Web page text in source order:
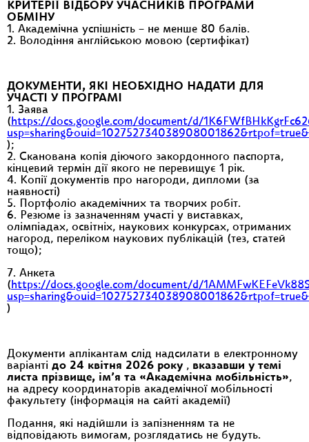
КРИТЕРІЇ ВІДБОРУ УЧАСНИКІВ ПРОГРАМИ
ОБМІНУ
1. Академічна успішність – не менше 80 балів.
2. Володіння англійською мовою (сертифікат)
ДОКУМЕНТИ, ЯКІ НЕОБХІДНО НАДАТИ ДЛЯ
УЧАСТІ У ПРОГРАМІ
1. Заява
( https://docs.google.com/document/d/
);
2. Сканована копія діючого закордонного паспорта,
кінцевий термін дії якого не перевищує 1 рік.
4. Копії документів про нагороди, дипломи (за
наявності)
5. Портфоліо академічних та творчих робіт.
6. Резюме із зазначенням участі у виставках,
олімпіадах, освітніх, наукових конкурсах, отриманих
нагород, переліком наукових публікацій (тез, статей
тощо);
7. Анкета
( https://docs.google.com/document/d/
)
Документи аплікантам слід надсилати в електронному
варіанті до 24 квітня 2026 року, вказавши у темі
листа прізвище, ім’я та «Академічна мобільність»,
на адресу координаторів академічної мобільності
факультету (інформація на сайті академії)
Подання, які надійшли із запізненням та не
відповідають вимогам, розглядатись не будуть.